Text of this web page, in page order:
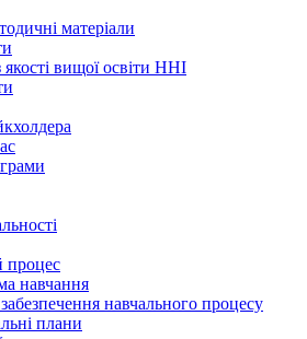
матеріали
якості вищої освіти ННІ
процес
навчання
навчального процесу
плани